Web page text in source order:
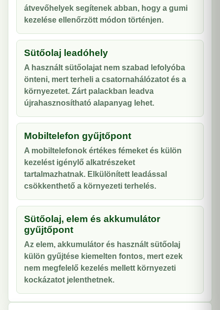
átvevőhelyek segítenek abban, hogy a gumi
kezelése ellenőrzött módon történjen.
Sütőolaj leadóhely
A használt sütőolajat nem szabad lefolyóba
önteni, mert terheli a csatornahálózatot és a
környezetet. Zárt palackban leadva
újrahasznosítható alapanyag lehet.
Mobiltelefon gyűjtőpont
A mobiltelefonok értékes fémeket és külön
kezelést igénylő alkatrészeket
tartalmazhatnak. Elkülönített leadással
csökkenthető a környezeti terhelés.
Sütőolaj, elem és akkumulátor
gyűjtőpont
Az elem, akkumulátor és használt sütőolaj
külön gyűjtése kiemelten fontos, mert ezek
nem megfelelő kezelés mellett környezeti
kockázatot jelenthetnek.